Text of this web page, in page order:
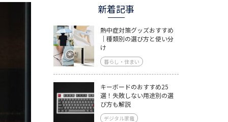
新着記事
熱中症対策グッズおすすめ
｜種類別の選び方と使い分
け
暮らし・住まい
キーボードのおすすめ25
選！失敗しない用途別の選
び方も解説
デジタル家電